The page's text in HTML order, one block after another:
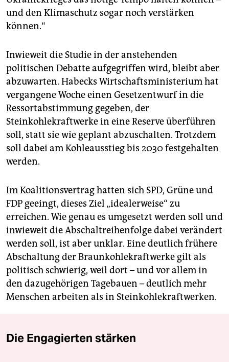
und den Klimaschutz sogar noch verstärken
können.“
Inwieweit die Studie in der anstehenden
politischen Debatte aufgegriffen wird, bleibt aber
abzuwarten. Habecks Wirtschaftsministerium hat
vergangene Woche einen Gesetzentwurf in die
Ressortabstimmung gegeben, der
Steinkohlekraftwerke in eine Reserve überführen
soll, statt sie wie geplant abzuschalten. Trotzdem
soll dabei am Kohleausstieg bis 2030 festgehalten
werden.
Im Koalitionsvertrag hatten sich SPD, Grüne und
FDP geeingt, dieses Ziel „idealerweise“ zu
erreichen. Wie genau es umgesetzt werden soll und
inwieweit die Abschaltreihenfolge dabei verändert
werden soll, ist aber unklar. Eine deutlich frühere
Abschaltung der Braunkohlekraftwerke gilt als
politisch schwierig, weil dort – und vor allem in
den dazugehörigen Tagebauen – deutlich mehr
Menschen arbeiten als in Steinkohlekraftwerken.
Die Engagierten stärken